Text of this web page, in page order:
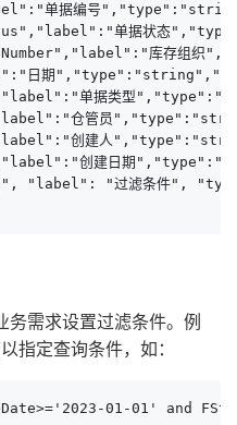
单据编号
单据状态
库存组织
日期
单据类型
仓管员
创建人
创建日期
"label": "过滤条件",
务需求设置过滤条件。例
指定查询条件，如：
01-01' and